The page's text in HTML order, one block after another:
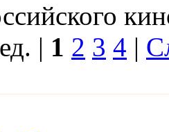
| 1 2 3 4 |